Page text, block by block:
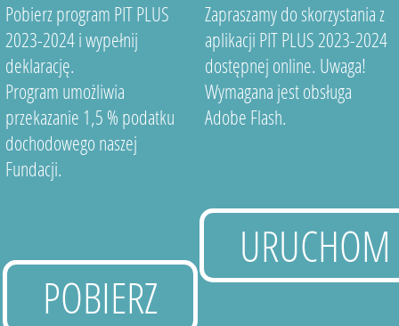
Pobierz program PIT PLUS
2023-2024 i wypełnij
deklarację.
Program umożliwia
przekazanie 1,5 % podatku
dochodowego naszej
Fundacji.
POBIERZ
Zapraszamy do skorzystania z
aplikacji PIT PLUS 2023-2024
dostępnej online. Uwaga!
Wymagana jest obsługa
Adobe Flash.
URUCHOM